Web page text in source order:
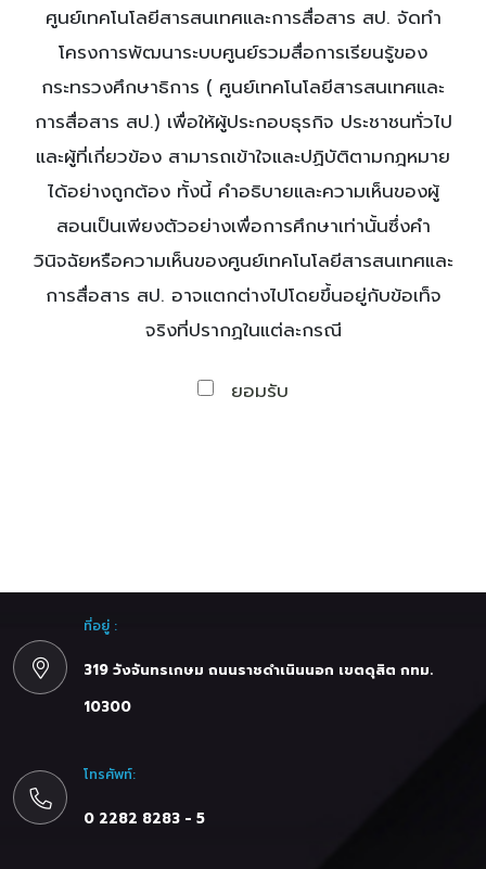
ศูนย์เทคโนโลยีสารสนเทศและการสื่อสาร สป. จัดทำ
โครงการพัฒนาระบบศูนย์รวมสื่อการเรียนรู้ของ
กระทรวงศึกษาธิการ ( ศูนย์เทคโนโลยีสารสนเทศและ
การสื่อสาร สป.) เพื่อให้ผู้ประกอบธุรกิจ ประชาชนทั่วไป
และผู้ที่เกี่ยวข้อง สามารถเข้าใจและปฏิบัติตามกฎหมาย
ได้อย่างถูกต้อง ทั้งนี้ คำอธิบายและความเห็นของผู้
สอนเป็นเพียงตัวอย่างเพื่อการศึกษาเท่านั้นซึ่งคำ
วินิจฉัยหรือความเห็นของศูนย์เทคโนโลยีสารสนเทศและ
การสื่อสาร สป. อาจแตกต่างไปโดยขึ้นอยู่กับข้อเท็จ
จริงที่ปรากฏในแต่ละกรณี
ยอมรับ
ที่อยู่ :
319 วังจันทรเกษม ถนนราชดำเนินนอก เขตดุสิต กทม.
10300
โทรศัพท์:
0 2282 8283 - 5